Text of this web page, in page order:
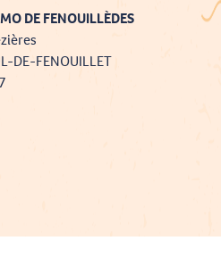
DE FENOUILLÈDES
DE-FENOUILLET